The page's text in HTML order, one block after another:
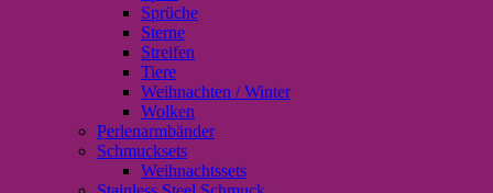
Sprüche
Sterne
Streifen
Tiere
Weihnachten / Winter
Wolken
Perlenarmbänder
Schmucksets
Weihnachtssets